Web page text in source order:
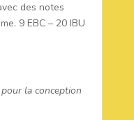
des notes
9 EBC – 20 IBU
la conception